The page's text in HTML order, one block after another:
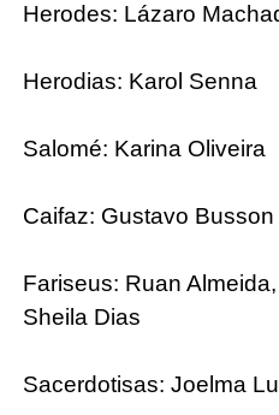
Herodes: Lázaro
Herodias: Karol Senna
Salomé: Karina Oliveira
Caifaz: Gustavo Busson
Fariseus: Ruan
Sheila Dias
Sacerdotisas: Joelma